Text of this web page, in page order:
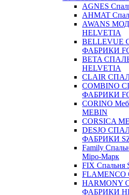
AGNES
AHMAT
AWANS
HELVETIA
ФАБРИКИ
BETA
HELVETIA
CLAIR
COMBINO
ФАБРИКИ
CORINO
MEBIN
CORSICA
DESJO
ФАБРИКИ
Family
Міро-Марк
FIX Спальня
FLAMENCO
HARMONY
ФАБРИКИ